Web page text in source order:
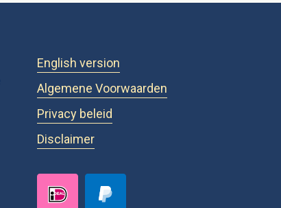
English version
Algemene Voorwaarden
Privacy beleid
Disclaimer